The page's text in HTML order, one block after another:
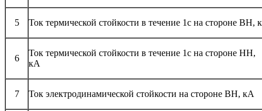
5 Ток термической стойкости в течение 1с на стороне ВН,
6
Ток термической стойкости в течение 1с на стороне НН,
кА
7 Ток электродинамической стойкости на стороне ВН, кА